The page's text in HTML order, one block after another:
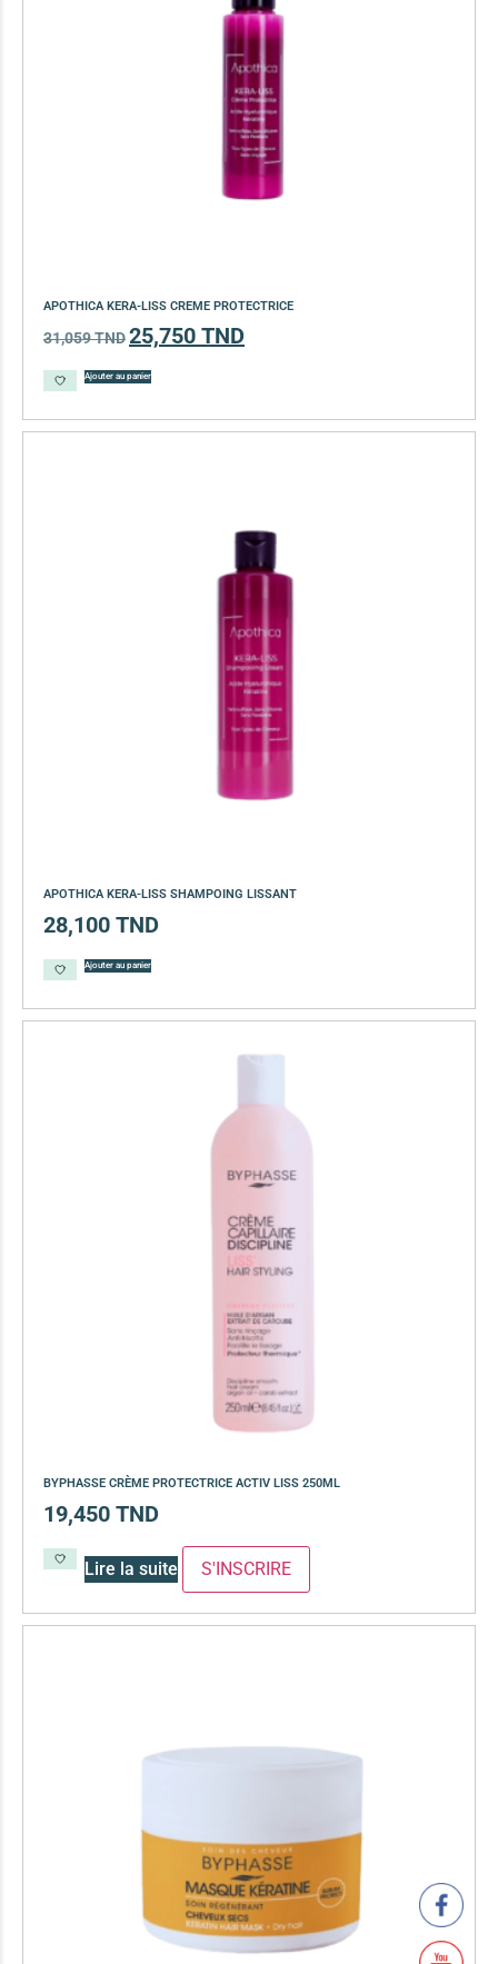
APOTHICA KERA-LISS CREME PROTECTRICE
31,059TND25,750 TND
Ajouter au panier
APOTHICA KERA-LISS SHAMPOING LISSANT
28,100 TND
Ajouter au panier
BYPHASSE CRÈME PROTECTRICE ACTIV LISS 250ML
19,450 TND
Lire la suite